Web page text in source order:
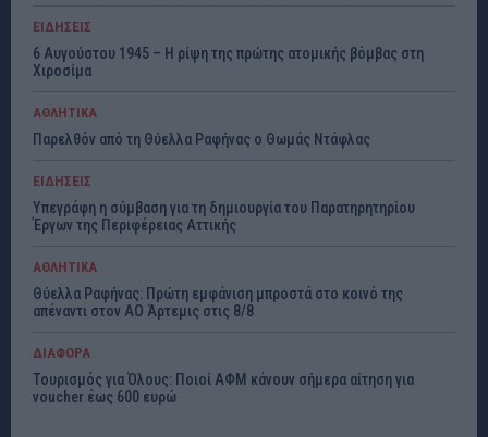
ΕΙΔΗΣΕΙΣ
6 Αυγούστου 1945 – Η ρίψη της πρώτης ατομικής βόμβας στη
Χιροσίμα
ΑΘΛΗΤΙΚΑ
Παρελθόν από τη Θύελλα Ραφήνας ο Θωμάς Ντάφλας
ΕΙΔΗΣΕΙΣ
Υπεγράφη η σύμβαση για τη δημιουργία του Παρατηρητηρίου
Έργων της Περιφέρειας Αττικής
ΑΘΛΗΤΙΚΑ
Θύελλα Ραφήνας: Πρώτη εμφάνιση μπροστά στο κοινό της
απέναντι στον ΑΟ Άρτεμις στις 8/8
ΔΙΑΦΟΡΑ
Τουρισμός για Όλους: Ποιοί ΑΦΜ κάνουν σήμερα αίτηση για
voucher έως 600 ευρώ